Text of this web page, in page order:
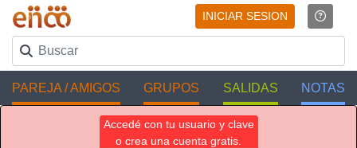
INICIAR SESION
PAREJA / AMIGOS GRUPOS SALIDAS NOTAS
Accedé con tu usuario y clave
o crea una cuenta gratis.